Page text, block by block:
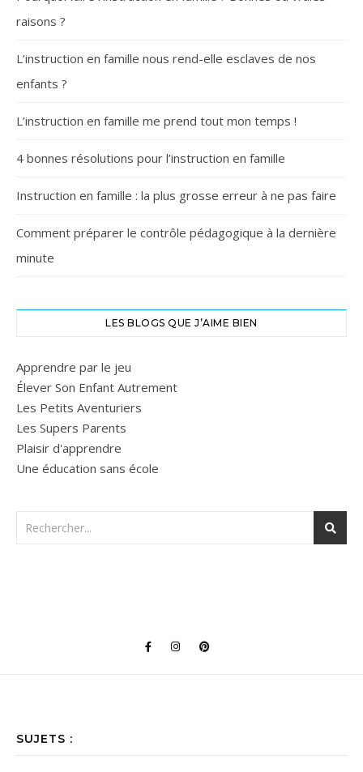
raisons ?
L’instruction en famille nous rend-elle esclaves de nos
enfants ?
L’instruction en famille me prend tout mon temps !
4 bonnes résolutions pour l’instruction en famille
Instruction en famille : la plus grosse erreur à ne pas faire
Comment préparer le contrôle pédagogique à la dernière
minute
LES BLOGS QUE J’AIME BIEN
Apprendre par le jeu
Élever Son Enfant Autrement
Les Petits Aventuriers
Les Supers Parents
Plaisir d'apprendre
Une éducation sans école
SUJETS :